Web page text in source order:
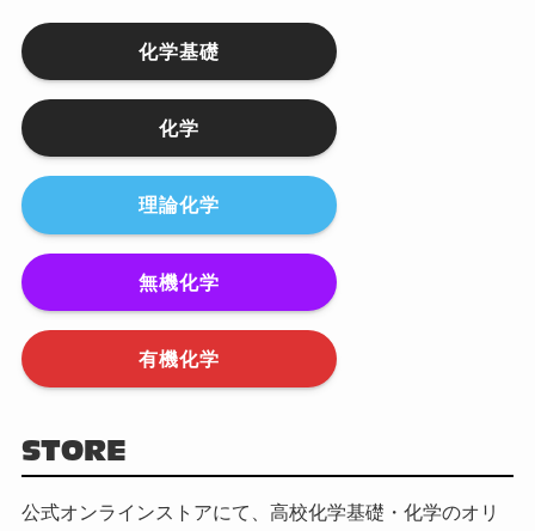
化学基礎
化学
理論化学
無機化学
有機化学
STORE
公式オンラインストアにて、高校化学基礎・化学のオリ